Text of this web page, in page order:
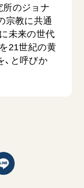
所のジョナ
宗教に共通
未来の世代
21世紀の黄
と呼びか